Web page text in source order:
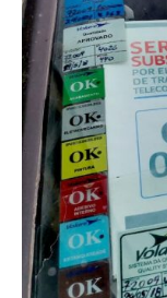
APP